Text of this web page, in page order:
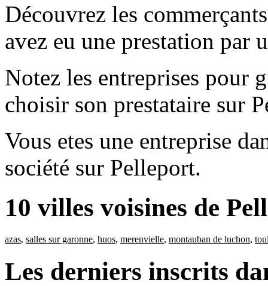
Découvrez les
avez eu une prestation par
Notez les entreprises pour
choisir son prestataire sur
Vous etes une entreprise
société sur Pelleport.
10 villes voisines de
azas, salles sur garonne, huos, merenvielle, montauban de luchon,
Les derniers inscrits